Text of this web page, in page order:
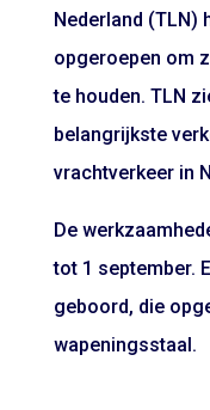
Nederland (TLN)
opgeroepen om
te houden. TLN
belangrijkste
vrachtverkeer in
De
tot 1 september.
geboord, die
wapeningsstaal.